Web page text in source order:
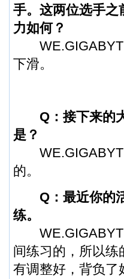
手。这两位选手之
力如何？
下滑。
Q：接下来的
是？
的。
Q：最近你的
练。
间练习的，所以
有调整好，背负了